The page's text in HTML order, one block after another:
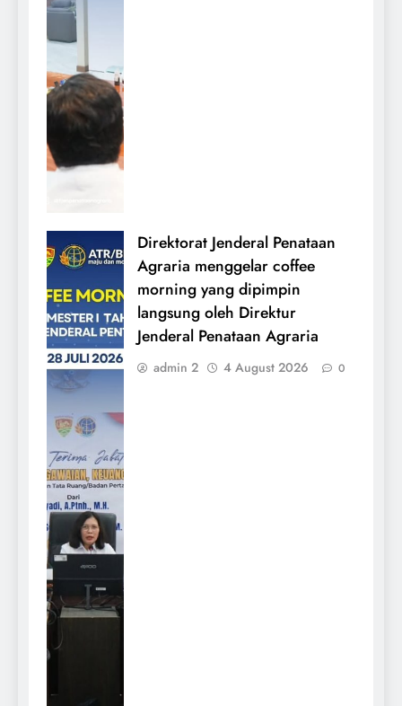
Direktorat Jenderal Penataan
Agraria menggelar coffee
morning yang dipimpin
langsung oleh Direktur
Jenderal Penataan Agraria
admin 2 4 August 2026 0